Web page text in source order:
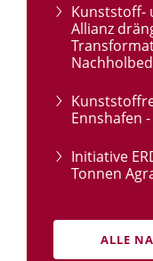
Kunststoff-
Allianz
Ennshafen
Initiative
Tonnen
ALLE